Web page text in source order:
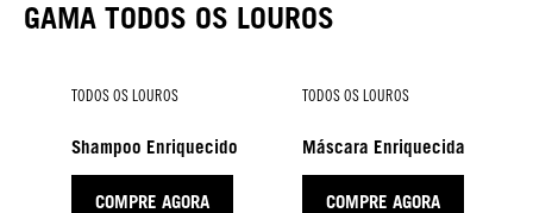
GAMA TODOS OS LOUROS
TODOS OS LOUROS
Shampoo Enriquecido
COMPRE AGORA
TODOS OS LOUROS
Máscara Enriquecida
COMPRE AGORA